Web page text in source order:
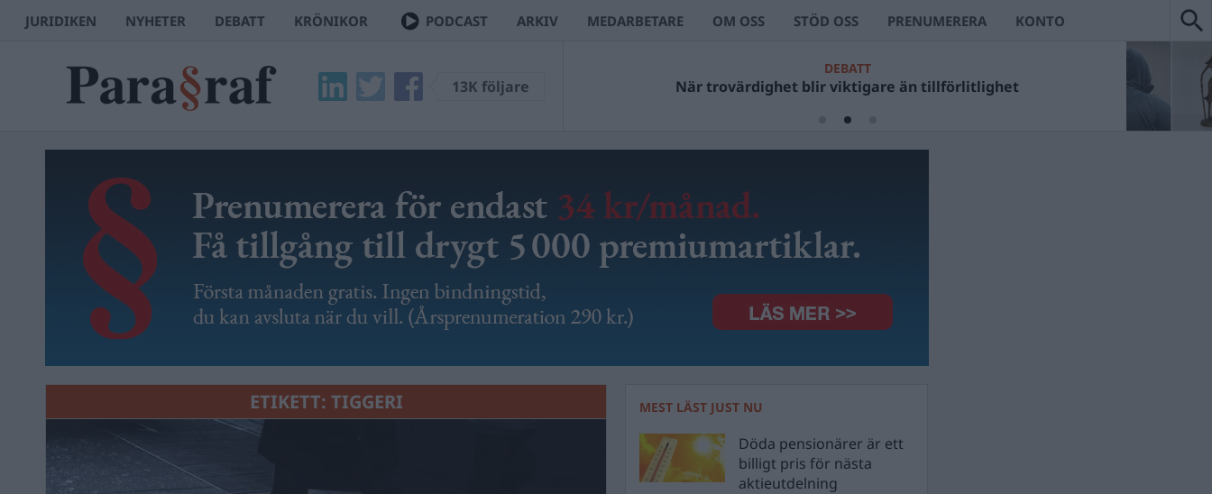
JURIDIKEN NYHETER DEBATT KRÖNIKOR PODCAST ARKIV MEDARBETARE OM OSS STÖD OSS PRENUMERERA KONTO
13K följare
DEBATT
När trovärdighet blir viktigare än tillförlitlighet
ETIKETT: TIGGERI MEST LÄST JUST NU
Döda pensionärer är ett
billigt pris för nästa
aktieutdelning